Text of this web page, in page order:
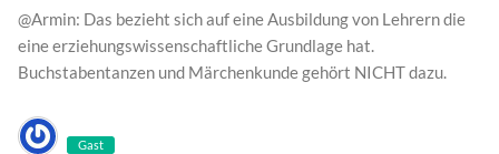
@Armin: Das bezieht sich auf eine Ausbildung von Lehrern die
eine erziehungswissenschaftliche Grundlage hat.
Buchstabentanzen und Märchenkunde gehört NICHT dazu.
Gast